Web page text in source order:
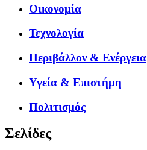
Οικονομία
Τεχνολογία
Περιβάλλον & Ενέργεια
Υγεία & Επιστήμη
Πολιτισμός
Σελίδες